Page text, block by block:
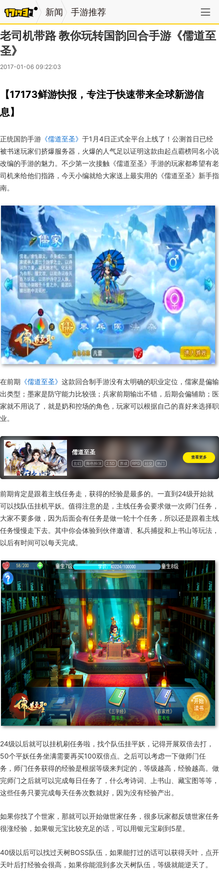
新闻 手游推荐
老司机带路 教你玩转国韵回合手游《儒道至
圣》
2017-01-06 09:22:03
【17173鲜游快报，专注于快速带来全球新游信
息】
正统国韵手游 《儒道至圣》 于1月4日正式全平台上线了！公测首日已经
被书迷玩家们挤爆服务器，火爆的人气足以证明这款由起点霸榜同名小说
改编的手游的魅力。不少第一次接触《儒道至圣》手游的玩家都希望有老
司机来给他们指路，今天小编就给大家送上最实用的《儒道至圣》新手指
南。
在前期 《儒道至圣》 这款回合制手游没有太明确的职业定位，儒家是偏输
出类型；墨家是防守能力比较强；兵家前期输出不错，后期会偏辅助；医
家就不用说了，就是奶和控场的角色，玩家可以根据自己的喜好来选择职
业。
儒道至圣
玄幻 角色扮演 2.5D 养成 RPG 社交
热门
查看更多
前期肯定是跟着主线任务走，获得的经验是最多的。一直到24级开始就
可以找队伍挂机平妖。值得注意的是，主线任务会要求做一次师门任务，
大家不要多做，因为后面会有任务是做一轮十个任务，所以还是跟着主线
任务慢慢走下去。其中你会体验到伙伴邀请、私兵捕捉和上书山等玩法，
以后有时间可以每天完成。
24级以后就可以挂机刷任务啦，找个队伍挂平妖，记得开展双倍去打，
50个平妖任务坐满需要再买100双倍点。之后可以考虑一下做师门任
务，师门任务获得的经验是根据等级来判定的，等级越高，经验越高。做
完师门之后就可以完成每日任务了，什么考诗词、上书山、藏宝图等等，
这些任务只要完成每天任务次数就好，因为没有经验产出。
如果你找了个世家，那就可以开始做世家任务，很多玩家都反馈世家任务
很涨经验，如果银元宝比较充足的话，可以用银元宝刷到5星。
40级以后可以找过天树BOSS队伍，如果能打过的话可以获得天叶，点开
天叶后打经验会很高，如果你能混到多次天树队伍，等级就能逆天了。